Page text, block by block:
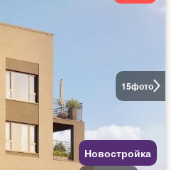
15фото
Новостройка